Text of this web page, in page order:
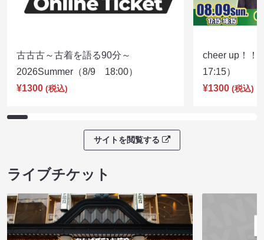
古古古～古着を語る90分～
2026Summer（8/9 18:00）
¥1300 (税込)
cheer up！
17:15）
¥1300 (税込)
サイトを閲覧する
ライブチケット